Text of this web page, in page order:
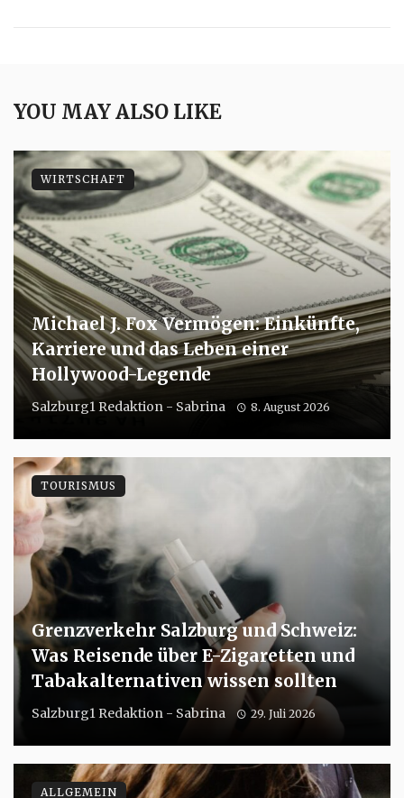
YOU MAY ALSO LIKE
Michael J. Fox Vermögen: Einkünfte,
Karriere und das Leben einer
Hollywood-Legende
Salzburg1 Redaktion - Sabrina 8. August 2026
WIRTSCHAFT
Grenzverkehr Salzburg und Schweiz:
Was Reisende über E-Zigaretten und
Tabakalternativen wissen sollten
Salzburg1 Redaktion - Sabrina 29. Juli 2026
TOURISMUS
ALLGEMEIN